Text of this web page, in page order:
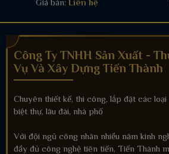
Giá bán: Liên hệ
Công Ty TNHH Sản Xuất -
Vụ Và Xây Dựng Tiến Thành
Chuyên thiết kế, thi công, lắp đặt các
biệt thự, lâu đài, nhà phố
Với đội ngũ công nhân nhiều năm kinh
đầy đủ công nghệ tiên tiến, Tiến Thành